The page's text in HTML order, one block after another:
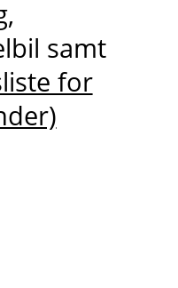
samt
for